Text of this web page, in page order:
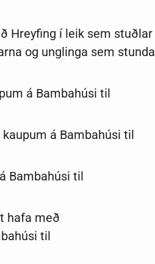
Hreyfing í leik sem stuðlar
og unglinga sem stunda
á Bambahúsi til
á Bambahúsi til
Bambahúsi til
hafa með
til